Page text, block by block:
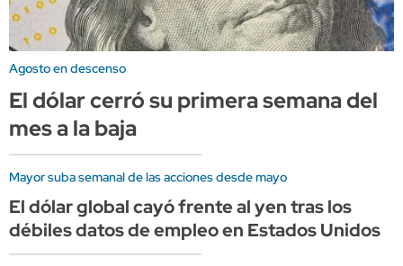
Agosto en descenso
El dólar cerró su primera semana del
mes a la baja
Mayor suba semanal de las acciones desde mayo
El dólar global cayó frente al yen tras los
débiles datos de empleo en Estados Unidos